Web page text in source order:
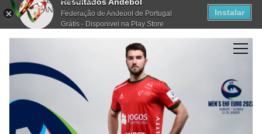
Federação de Andebol de Portugal
Grátis - Disponivel na Play Store
Instalar